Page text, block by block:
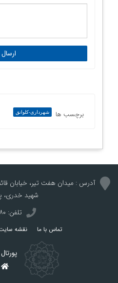
برچسب ها شهرداری-کلوانق
آدرس : میدان هفت تیر، خيابان
شهيد خدری،
تلفن: ۸۸۸۱۱۱۸۰
تماس با ما نقشه